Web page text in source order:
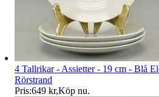
4 Tallrikar - Assietter - 19 cm - Blå
Rörstrand
Pris:649 kr,Köp nu.